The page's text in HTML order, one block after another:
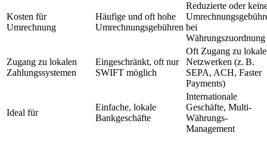
Kosten für
Umrechnung
Häufige und oft hohe
Umrechnungsgebühren
Reduzierte oder
bei
Währungszuordnung
Zugang zu lokalen
Zahlungssystemen
Eingeschränkt, oft nur
SWIFT möglich
Oft Zugang zu
Netzwerken (z. B.
SEPA, ACH, Faster
Payments)
Ideal für
Einfache, lokale
Bankgeschäfte
Internationale
Geschäfte, Multi-
Währungs-
Management